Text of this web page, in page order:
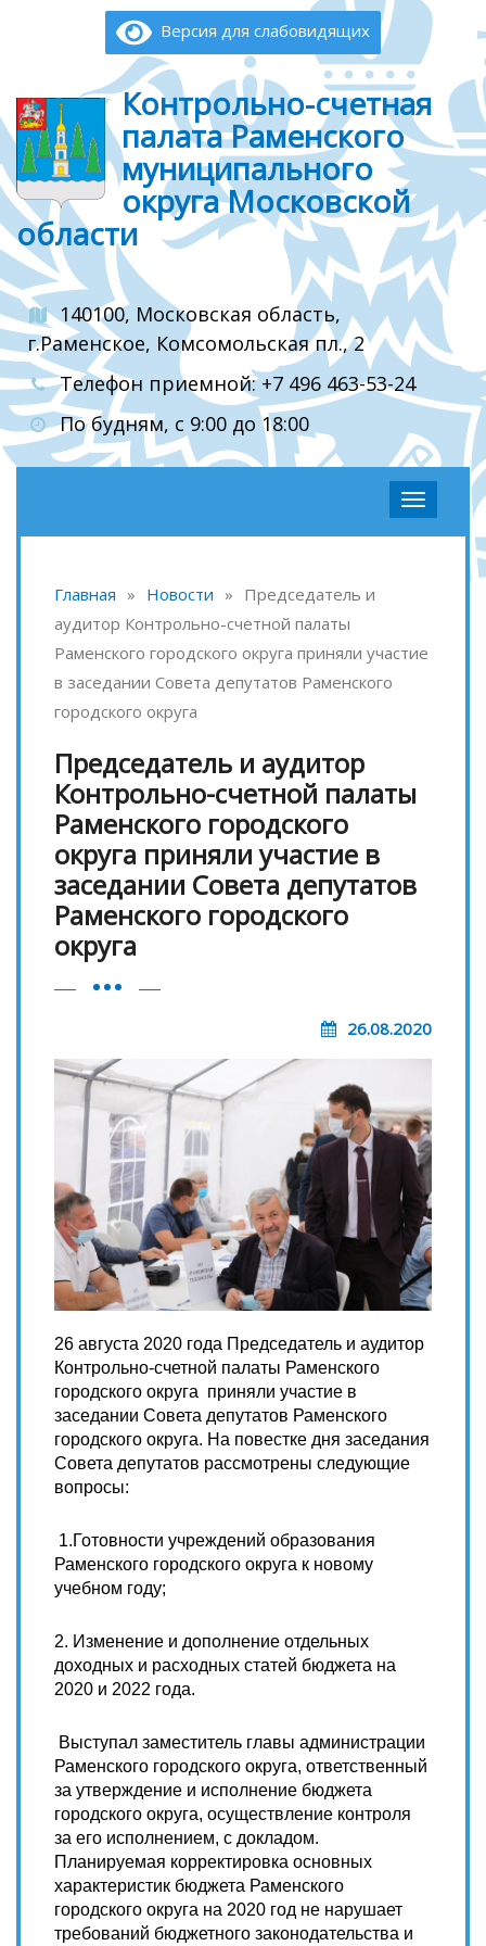
Версия для слабовидящих
Контрольно-счетная
палата Раменского
муниципального
округа Московской
области
140100, Московская область,
г.Раменское, Комсомольская пл., 2
Телефон приемной: +7 496 463-53-24
По будням, с 9:00 до 18:00
Главная » Новости » Председатель и
аудитор Контрольно-счетной палаты
Раменского городского округа приняли участие
в заседании Совета депутатов Раменского
городского округа
Председатель и аудитор
Контрольно-счетной палаты
Раменского городского
округа приняли участие в
заседании Совета депутатов
Раменского городского
округа
26.08.2020
26 августа 2020 года Председатель и аудитор
Контрольно-счетной палаты Раменского
городского округа приняли участие в
заседании Совета депутатов Раменского
городского округа. На повестке дня заседания
Совета депутатов рассмотрены следующие
вопросы:
1.Готовности учреждений образования
Раменского городского округа к новому
учебном году;
2. Изменение и дополнение отдельных
доходных и расходных статей бюджета на
2020 и 2022 года.
Выступал заместитель главы администрации
Раменского городского округа, ответственный
за утверждение и исполнение бюджета
городского округа, осуществление контроля
за его исполнением, с докладом.
Планируемая корректировка основных
характеристик бюджета Раменского
городского округа на 2020 год не нарушает
требований бюджетного законодательства и